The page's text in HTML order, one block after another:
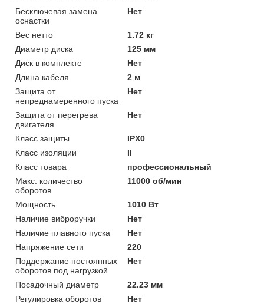
Бесключевая замена
оснастки
Нет
Вес нетто
1.72 кг
Диаметр диска
125 мм
Диск в комплекте
Нет
Длина кабеля
2 м
Защита от
непреднамеренного пуска
Нет
Защита от перегрева
двигателя
Нет
Класс защиты
IPX0
Класс изоляции
II
Класс товара
профессиональный
Макс. количество
оборотов
11000 об/мин
Мощность
1010 Вт
Наличие виброручки
Нет
Наличие плавного пуска
Нет
Напряжение сети
220
Поддержание постоянных
оборотов под нагрузкой
Нет
Посадочный диаметр
22.23 мм
Регулировка оборотов
Нет